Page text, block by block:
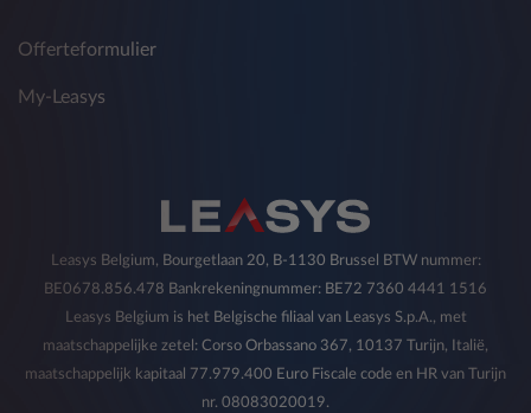
Offerteformulier
My-Leasys
Leasys Belgium, Bourgetlaan 20, B-1130 Brussel BTW nummer:
BE0678.856.478 Bankrekeningnummer: BE72 7360 4441 1516
Leasys Belgium is het Belgische filiaal van Leasys S.p.A., met
maatschappelijke zetel: Corso Orbassano 367, 10137 Turijn, Italië,
maatschappelijk kapitaal 77.979.400 Euro Fiscale code en HR van Turijn
nr. 08083020019.